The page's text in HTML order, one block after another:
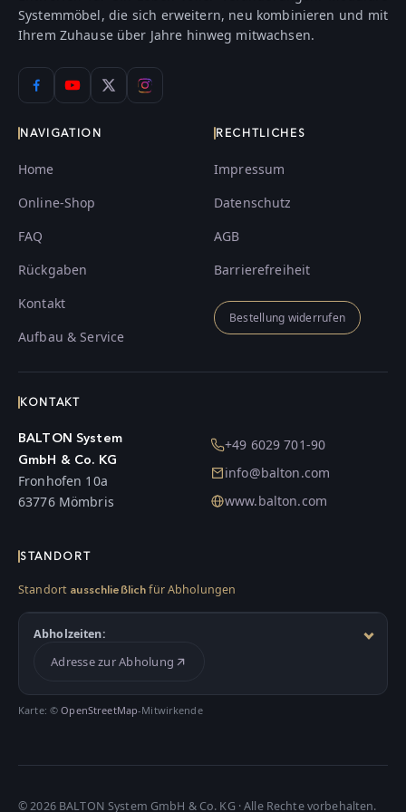
Systemmöbel, die sich erweitern, neu kombinieren und mit
Ihrem Zuhause über Jahre hinweg mitwachsen.
NAVIGATION
Home
Online-Shop
FAQ
Rückgaben
Kontakt
Aufbau & Service
RECHTLICHES
Impressum
Datenschutz
AGB
Barrierefreiheit
Bestellung widerrufen
KONTAKT
BALTON System
GmbH & Co. KG
Fronhofen 10a
63776 Mömbris
+49 6029 701-90
info@balton.com
www.balton.com
STANDORT
Standort ausschließlich für Abholungen
Abholzeiten:
Adresse zur Abholung
Karte: ©OpenStreetMap-Mitwirkende
©2026BALTON System GmbH & Co. KG · Alle Rechte vorbehalten.